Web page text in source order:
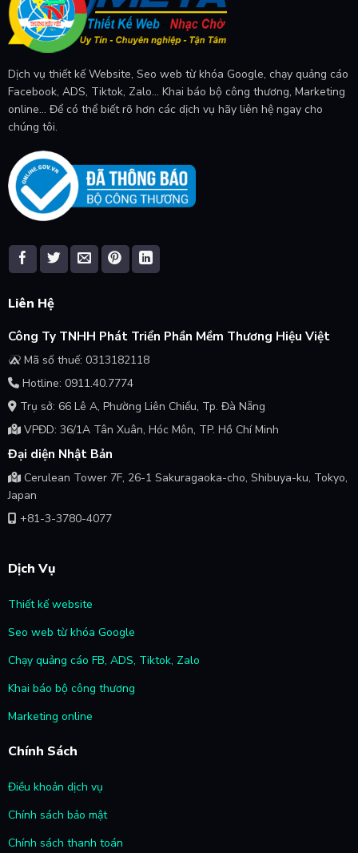
Dịch vụ thiết kế Website, Seo web từ khóa Google, chạy quảng cáo
Facebook, ADS, Tiktok, Zalo... Khai báo bộ công thương, Marketing
online... Để có thể biết rõ hơn các dịch vụ hãy liên hệ ngay cho
chúng tôi.
Dịch Vụ
Thiết kế website
Seo web từ khóa Google
Chạy quảng cáo FB, ADS, Tiktok, Zalo
Khai báo bộ công thương
Marketing online
Chính Sách
Điều khoản dịch vụ
Chính sách bảo mật
Chính sách thanh toán
Liên Hệ
Công Ty TNHH Phát Triển Phần Mềm Thương Hiệu Việt
Mã số thuế: 0313182118
Hotline: 0911.40.7774
Trụ sở: 66 Lê A, Phường Liên Chiểu, Tp. Đà Nẵng
VPĐD: 36/1A Tân Xuân, Hóc Môn, TP. Hồ Chí Minh
Đại diện Nhật Bản
Cerulean Tower 7F, 26-1 Sakuragaoka-cho, Shibuya-ku, Tokyo,
Japan
+81-3-3780-4077